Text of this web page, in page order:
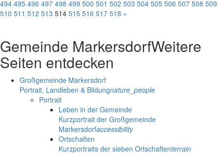
494 495 496 497 498 499 500 501 502 503 504 505 506 507 508 509
510 511 512 513 514 515 516 517 518 »
Gemeinde MarkersdorfWeitere
Seiten entdecken
Großgemeinde Markersdorf
Portrait, Landleben & Bildungnature_people
Portrait
Leben in der Gemeinde
Kurzportrait der Großgemeinde
Markersdorfaccessibility
Ortschaften
Kurzportraits der sieben Ortschaftenterrain